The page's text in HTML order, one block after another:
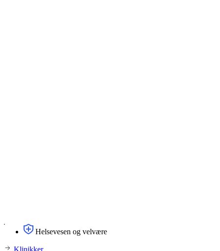
Helsevesen og velvære
Klinikker